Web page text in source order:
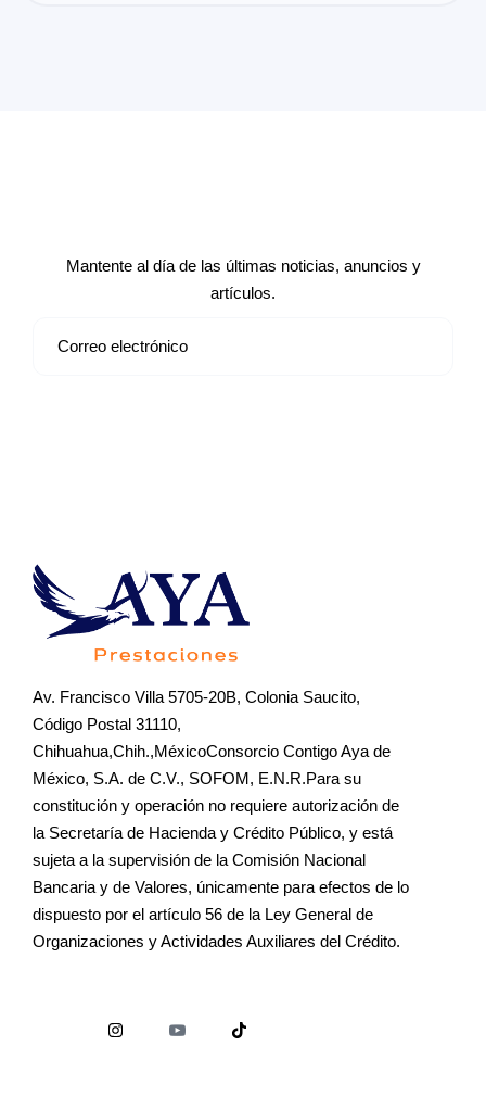
Mantente al día de las últimas noticias, anuncios y
artículos.
Av. Francisco Villa 5705-20B, Colonia Saucito,
Código Postal 31110,
Chihuahua,Chih.,MéxicoConsorcio Contigo Aya de
México, S.A. de C.V., SOFOM, E.N.R.Para su
constitución y operación no requiere autorización de
la Secretaría de Hacienda y Crédito Público, y está
sujeta a la supervisión de la Comisión Nacional
Bancaria y de Valores, únicamente para efectos de lo
dispuesto por el artículo 56 de la Ley General de
Organizaciones y Actividades Auxiliares del Crédito.